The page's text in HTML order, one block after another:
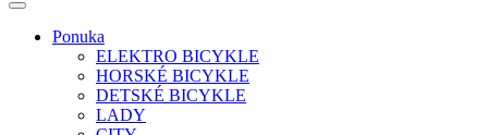
Ponuka
ELEKTRO BICYKLE
HORSKÉ BICYKLE
DETSKÉ BICYKLE
LADY